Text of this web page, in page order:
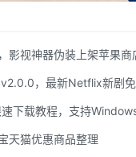
影视神器伪装上架苹果商
，最新Netflix新剧
下载教程，支持
天猫优惠商品整理